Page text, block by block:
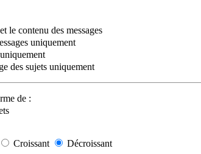
le contenu des messages
uniquement
des sujets uniquement
de :
Croissant
Décroissant